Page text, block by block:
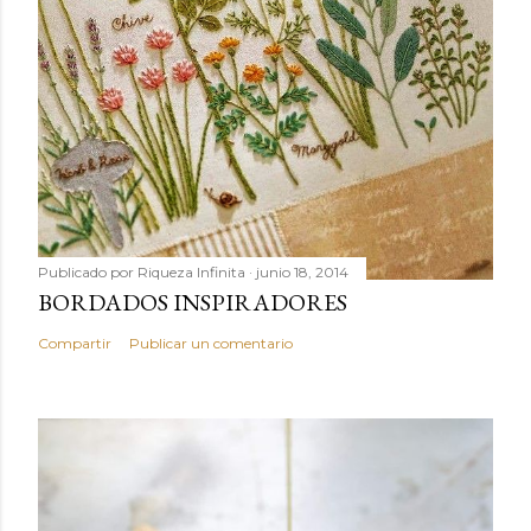
Publicado por Riqueza Infinita junio 18, 2014
BORDADOS INSPIRADORES
Compartir Publicar un comentario